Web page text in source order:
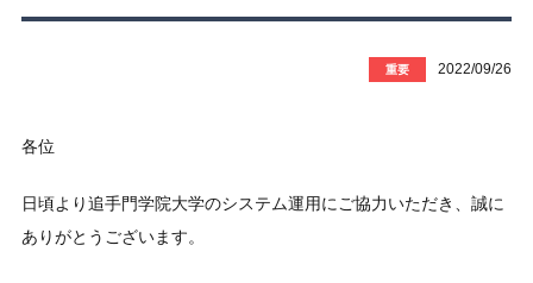
重要 2022/09/26
各位
日頃より追手門学院大学のシステム運用にご協力いただき、誠に
ありがとうございます。